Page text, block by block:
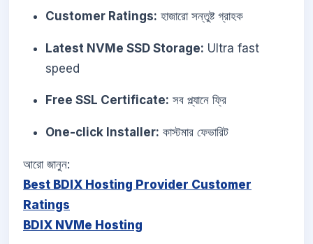
Customer Ratings: হাজারো সন্তুষ্ট গ্রাহক
Latest NVMe SSD Storage: Ultra fast
speed
Free SSL Certificate: সব প্ল্যানে ফ্রি
One-click Installer: কাস্টমার ফেভারিট
আরো জানুন:
Best BDIX Hosting Provider Customer
Ratings
BDIX NVMe Hosting